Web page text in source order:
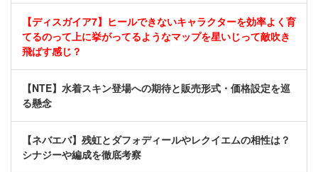
【ディスガイア7】ヒールできないキャラクターを効率よく育
てるのって上に挙がってるようなマップを星いじって敵吹き
飛ばす感じ？
【NTE】水着スキン登場への期待と販売形式・価格設定を巡
る懸念
【ネバエバ】残虹とダフォディールやレクイエムの相性は？
シナジーや編成を徹底考察